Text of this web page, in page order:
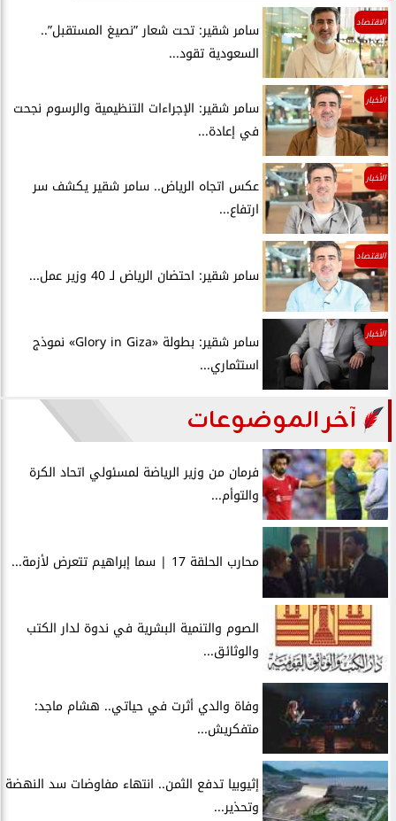
الاقتصاد
سامر شقير: تحت شعار ”نصيغ المستقبل”..
السعودية تقود...
الأخبار
سامر شقير: الإجراءات التنظيمية والرسوم نجحت
في إعادة...
الأخبار
عكس اتجاه الرياض.. سامر شقير يكشف سر
ارتفاع...
الاقتصاد
سامر شقير: احتضان الرياض لـ 40 وزير عمل...
الأخبار
سامر شقير: بطولة «Glory in Giza» نموذج
استثماري...
آخر الموضوعات
فرمان من وزير الرياضة لمسئولي اتحاد الكرة
والتوأم...
محارب الحلقة 17 | سما إبراهيم تتعرض لأزمة...
الصوم والتنمية البشرية في ندوة لدار الكتب
والوثائق...
وفاة والدي أثرت في حياتي.. هشام ماجد:
متفكريش...
إثيوبيا تدفع الثمن.. انتهاء مفاوضات سد النهضة
وتحذير...